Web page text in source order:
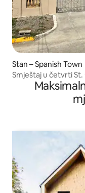
Stan – Spanish Town
Smještaj u četvrti